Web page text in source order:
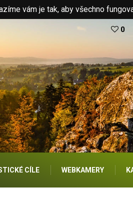
vám je tak, aby všechno
0
CÍLE WEBKAMERY